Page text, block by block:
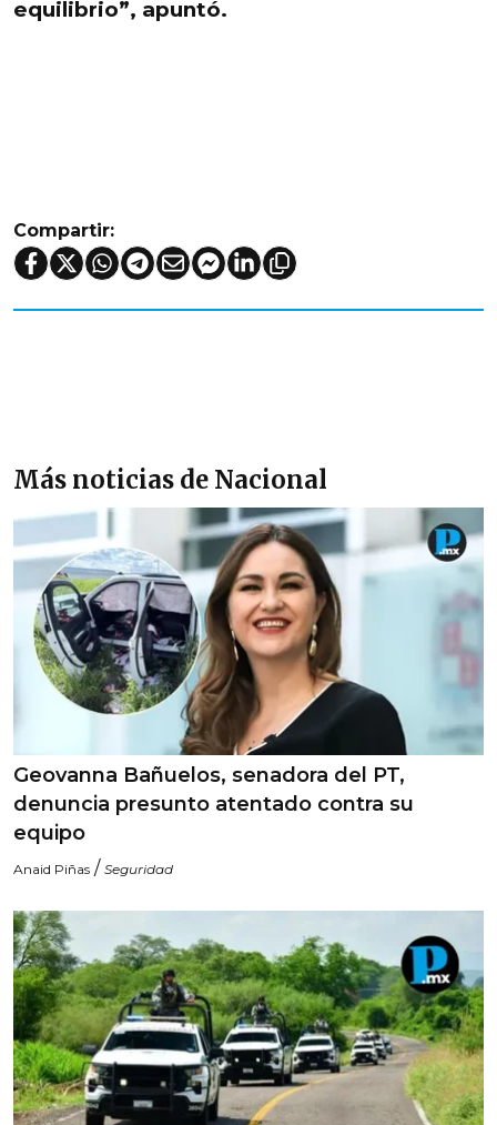
equilibrio”, apuntó.
Compartir:
Más noticias de Nacional
Geovanna Bañuelos, senadora del PT,
denuncia presunto atentado contra su
equipo
Anaid Piñas / Seguridad